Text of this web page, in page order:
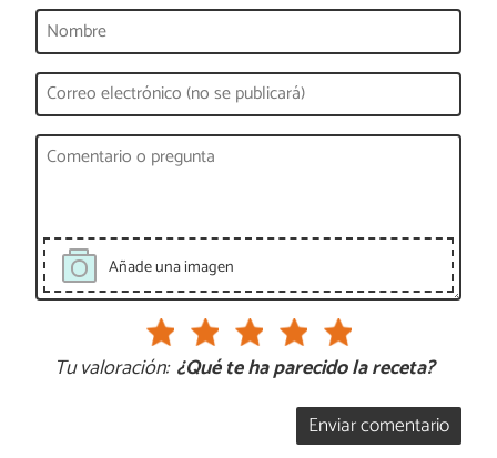
Añade una imagen
Tu valoración: ¿Qué te ha parecido la receta?
Enviar comentario